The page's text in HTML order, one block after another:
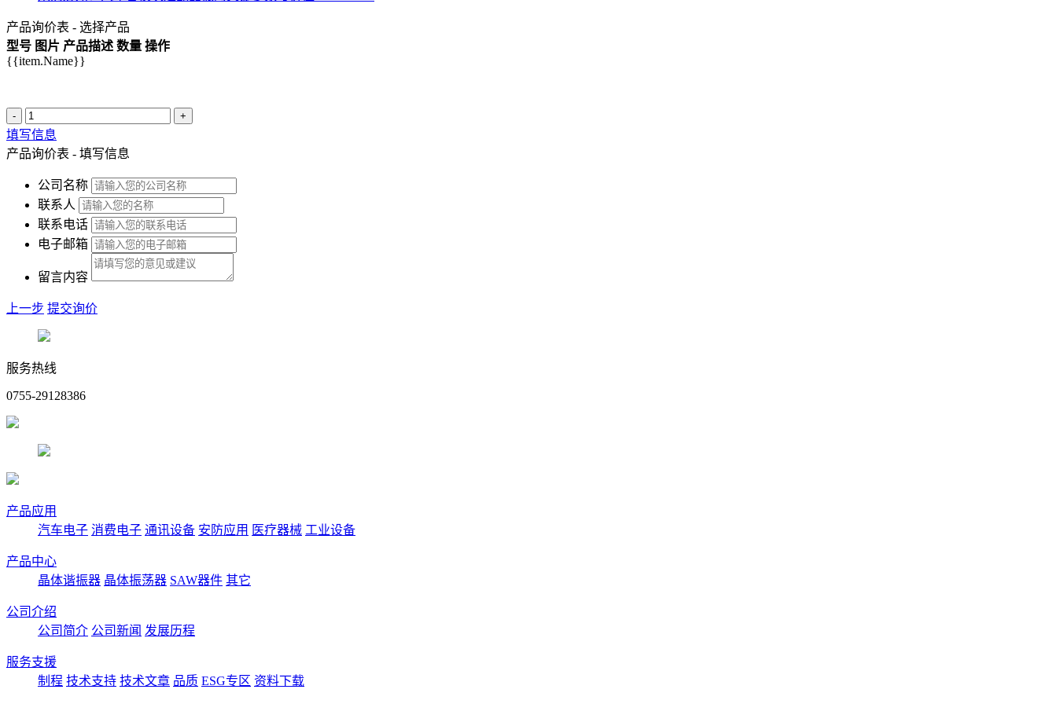
产品询价表 - 选择产品
型号 图片 产品描述 数量 操作
{{item.Name}}
- +
填写信息
产品询价表 - 填写信息
公司名称
联系人
联系电话
电子邮箱
留言内容
上一步 提交询价
服务热线
0755-29128386
产品应用
汽车电子 消费电子 通讯设备 安防应用 医疗器械 工业设备
产品中心
晶体谐振器 晶体振荡器 SAW器件 其它
公司介绍
公司简介 公司新闻 发展历程
服务支援
制程 技术支持 技术文章 品质 ESG专区 资料下载